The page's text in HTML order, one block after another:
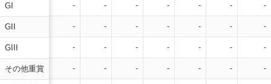
GI
GII
GIII
その他重賞
- - - - - - -
- - - - - - -
- - - - - - -
- - - - - - -